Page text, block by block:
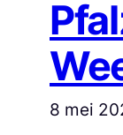
8 mei